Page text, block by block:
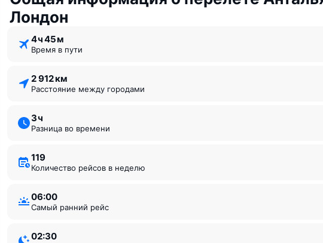
Лондон
4 ⁠ч 45 ⁠м
Время в пути
2 912 км
Расстояние между городами
3 ⁠ч
Разница во времени
119
Количество рейсов в неделю
06:00
Самый ранний рейс
02:30